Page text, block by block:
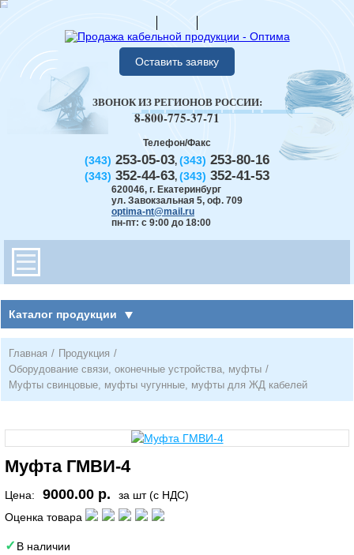
Оставить заявку
Телефон/Факс
(343) 253-05-03, (343) 253-80-16
(343) 352-44-63, (343) 352-41-53
620046, г. Екатеринбург
ул. Завокзальная 5, оф. 709
optima-nt@mail.ru
пн-пт: с 9:00 до 18:00
ЗВОНОК ИЗ РЕГИОНОВ РОССИИ:
8-800-775-37-71
Каталог продукции
Главная / Продукция /
Оборудование связи, оконечные устройства, муфты /
Муфты свинцовые, муфты чугунные, муфты для ЖД кабелей
Муфта ГМВИ-4
Цена: 9000.00 р.
за шт (с НДС)
Оценка товара
В наличии